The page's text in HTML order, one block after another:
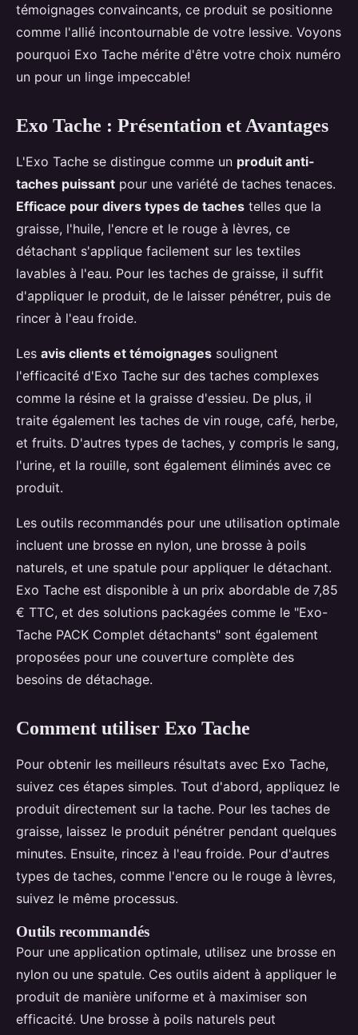
témoignages convaincants, ce produit se positionne
comme l'allié incontournable de votre lessive. Voyons
pourquoi Exo Tache mérite d'être votre choix numéro
un pour un linge impeccable!
Exo Tache : Présentation et Avantages
L'Exo Tache se distingue comme un produit anti-
taches puissant pour une variété de taches tenaces.
Efficace pour divers types de taches telles que la
graisse, l'huile, l'encre et le rouge à lèvres, ce
détachant s'applique facilement sur les textiles
lavables à l'eau. Pour les taches de graisse, il suffit
d'appliquer le produit, de le laisser pénétrer, puis de
rincer à l'eau froide.
Les avis clients et témoignages soulignent
l'efficacité d'Exo Tache sur des taches complexes
comme la résine et la graisse d'essieu. De plus, il
traite également les taches de vin rouge, café, herbe,
et fruits. D'autres types de taches, y compris le sang,
l'urine, et la rouille, sont également éliminés avec ce
produit.
Les outils recommandés pour une utilisation optimale
incluent une brosse en nylon, une brosse à poils
naturels, et une spatule pour appliquer le détachant.
Exo Tache est disponible à un prix abordable de 7,85
€ TTC, et des solutions packagées comme le "Exo-
Tache PACK Complet détachants" sont également
proposées pour une couverture complète des
besoins de détachage.
Comment utiliser Exo Tache
Pour obtenir les meilleurs résultats avec Exo Tache,
suivez ces étapes simples. Tout d'abord, appliquez le
produit directement sur la tache. Pour les taches de
graisse, laissez le produit pénétrer pendant quelques
minutes. Ensuite, rincez à l'eau froide. Pour d'autres
types de taches, comme l'encre ou le rouge à lèvres,
suivez le même processus.
Outils recommandés
Pour une application optimale, utilisez une brosse en
nylon ou une spatule. Ces outils aident à appliquer le
produit de manière uniforme et à maximiser son
efficacité. Une brosse à poils naturels peut